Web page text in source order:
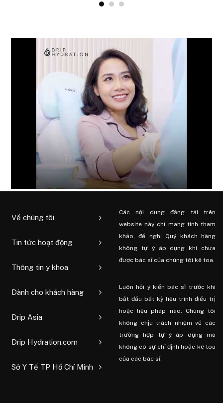
Về chúng tôi
Tin tức hoạt động
Thông tin y khoa
Dành cho khách hàng
Drip Asia
Drip Hydration.com
Sở Y Tế TP Hồ Chí Minh
Các nội dung đăng tải trên
website này chỉ mang tính tham
khảo, đề nghị Quý khách hàng
không tự ý áp dụng khi chưa
được bác sĩ của chúng tôi kê toa.
Luôn hỏi ý kiến ​​bác sĩ trước khi
bắt đầu bất kỳ liệu trình điều trị
hoặc liệu pháp nào. Chúng tôi
không chịu trách nhiệm về các
trường hợp tự ý áp dụng mà
không có sự chỉ định hoặc kê toa
của các bác sĩ.